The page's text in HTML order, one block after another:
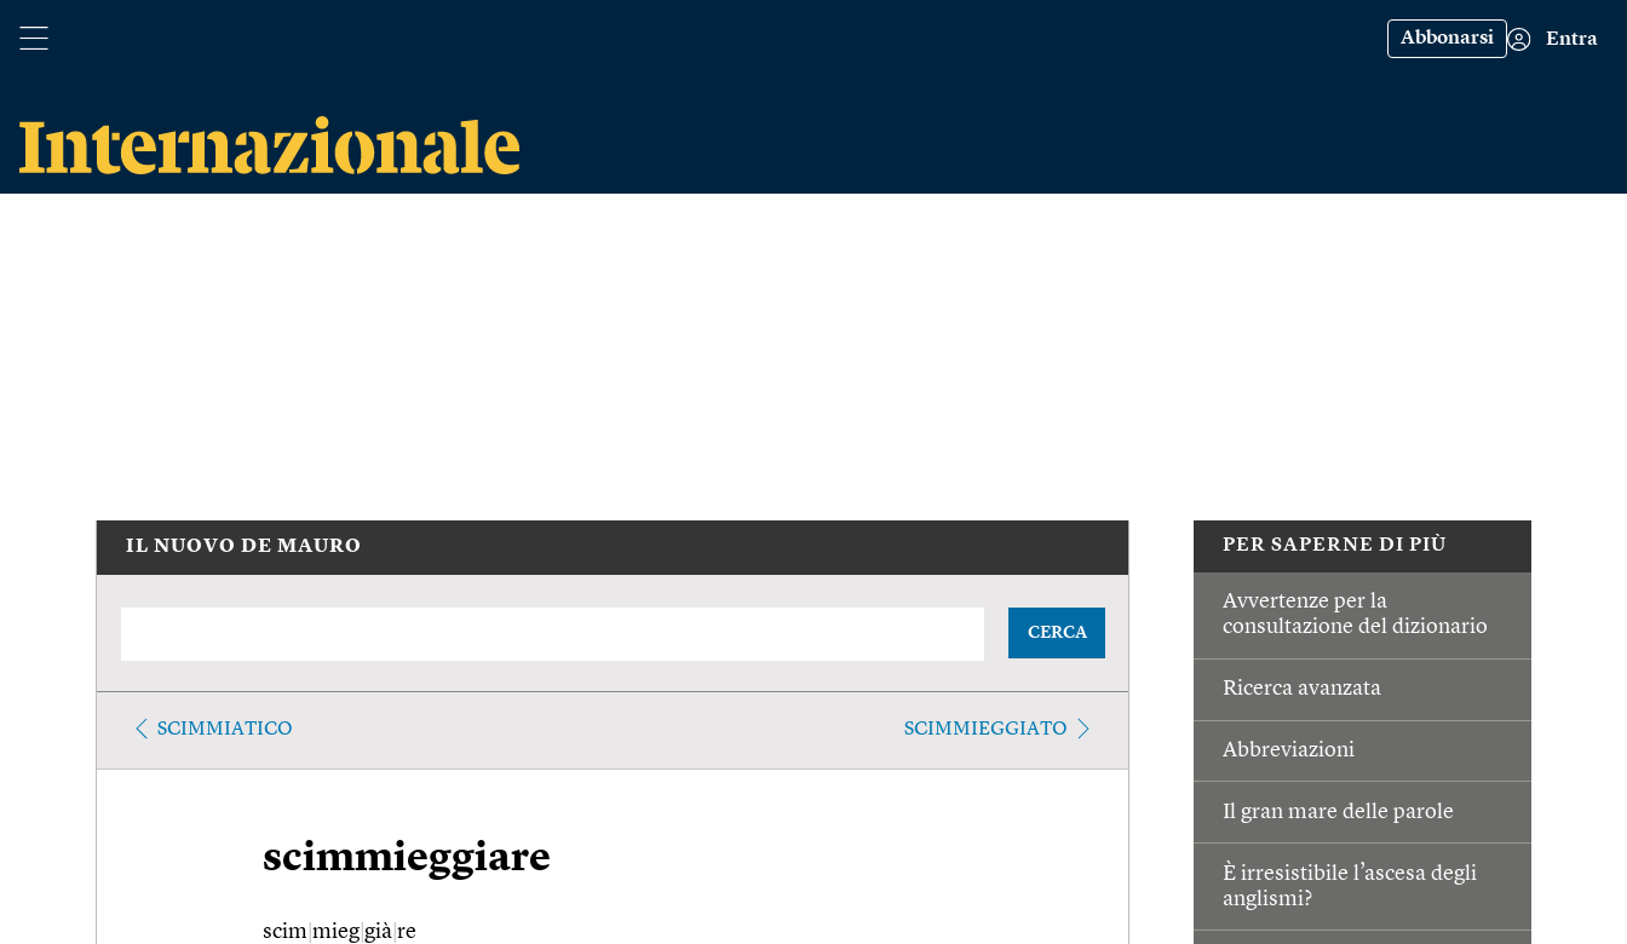
Abbonarsi Entra
PER SAPERNE DI PIÙ
Avvertenze per la
consultazione del dizionario
Ricerca avanzata
Abbreviazioni
Il gran mare delle parole
È irresistibile l’ascesa degli
anglismi?
IL NUOVO DE MAURO
CERCA
SCIMMIATICO SCIMMIEGGIATO
scimmieggiare
scim mieg già re